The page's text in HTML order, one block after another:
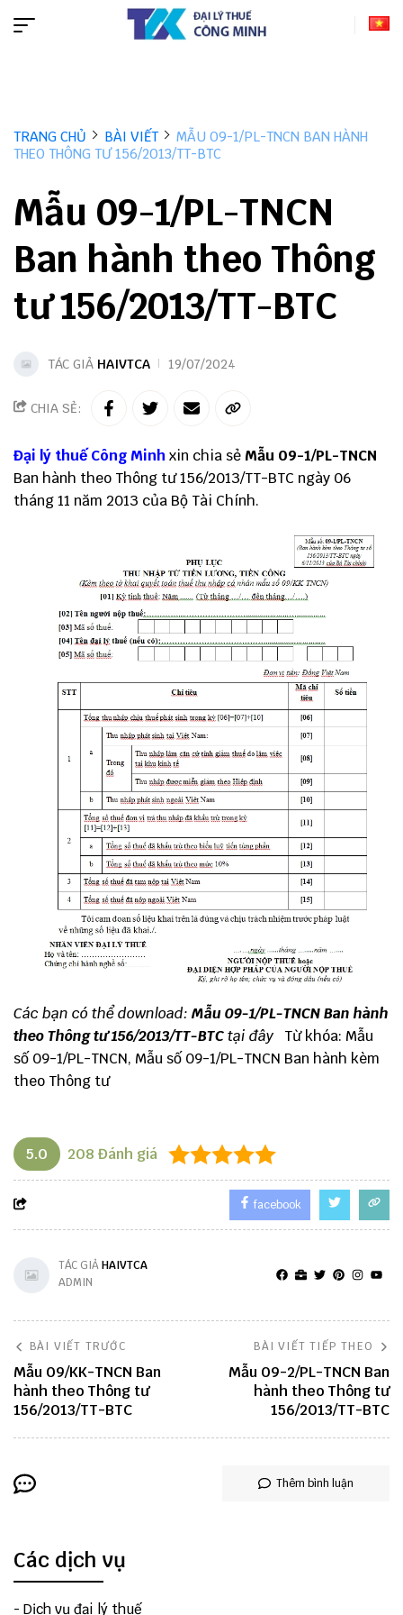
TRANG CHỦ BÀI VIẾT
MẪU 09-1/PL-TNCN BAN HÀNH
THEO THÔNG TƯ 156/2013/TT-BTC
Mẫu 09-1/PL-TNCN
Ban hành theo Thông
tư 156/2013/TT-BTC
TÁC GIẢ HAIVTCA 19/07/2024
CHIA SẺ:
Đại lý thuế Công Minh xin chia sẻ Mẫu 09-1/PL-TNCN
Ban hành theo Thông tư 156/2013/TT-BTC ngày 06
tháng 11 năm 2013 của Bộ Tài Chính.
Các bạn có thể download: Mẫu 09-1/PL-TNCN Ban hành
theo Thông tư 156/2013/TT-BTCtại đây Từ khóa: Mẫu
số 09-1/PL-TNCN, Mẫu số 09-1/PL-TNCN Ban hành kèm
theo Thông tư
5.0 208 Đánh giá
facebook
TÁC GIẢHAIVTCA
ADMIN
BÀI VIẾT TRƯỚC
Mẫu 09/KK-TNCN Ban
hành theo Thông tư
156/2013/TT-BTC
BÀI VIẾT TIẾP THEO
Mẫu 09-2/PL-TNCN Ban
hành theo Thông tư
156/2013/TT-BTC
Thêm bình luận
Các dịch vụ
- Dịch vụ đại lý thuế